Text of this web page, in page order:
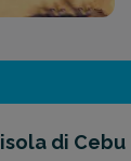
isola di Cebu